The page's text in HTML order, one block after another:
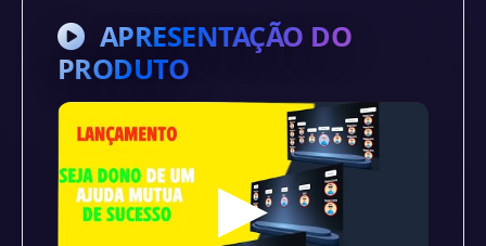
APRESENTAÇÃO DO
PRODUTO
▶